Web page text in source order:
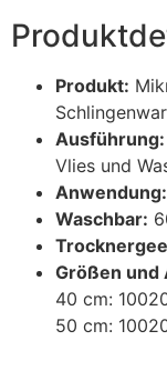
Produkt:
Ausführung:
Vlies und
Anwendung:
Waschbar:
Größen und
40 cm:
50 cm: